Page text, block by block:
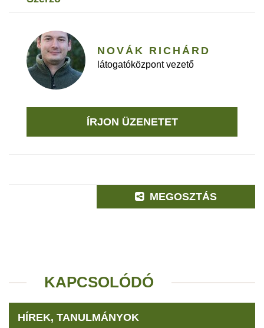
NOVÁK RICHÁRD
látogatóközpont vezető
ÍRJON ÜZENETET
MEGOSZTÁS
KAPCSOLÓDÓ
HÍREK, TANULMÁNYOK